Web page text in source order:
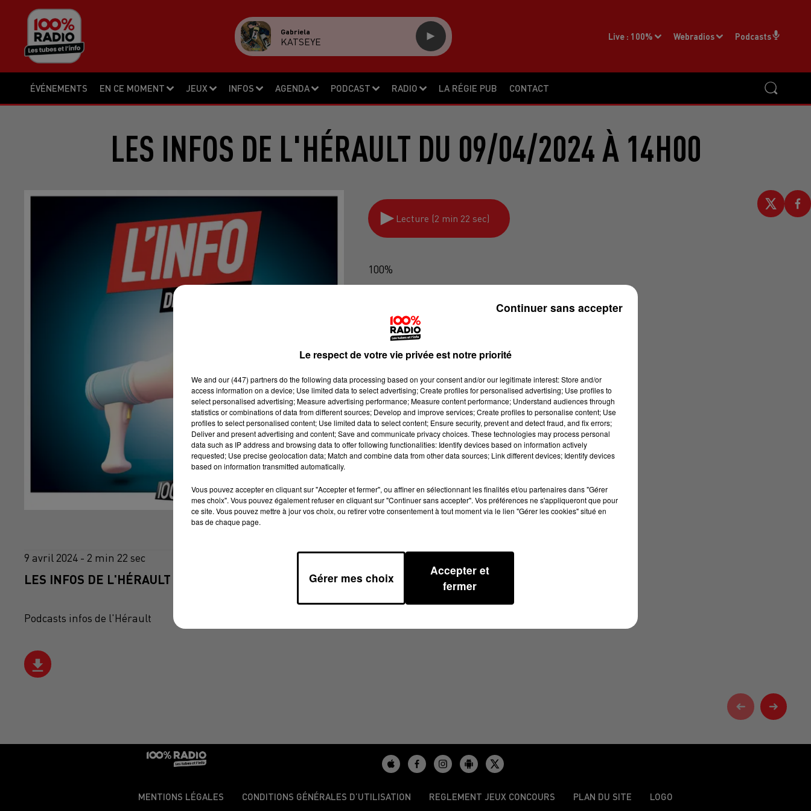
ÉVÉNEMENTS EN CE MOMENT JEUX INFOS AGENDA PODCAST RADIO LA RÉGIE PUB CONTACT
Live : 100% Webradios Podcasts
Gabriela
KATSEYE
LES INFOS DE L'HÉRAULT DU 09/04/2024 À 14H00
Lecture (2 min 22 sec)
100%
9 avril 2024 - 2 min 22 sec
LES INFOS DE L'HÉRAULT DU 09/04/2024 À 14H00
Podcasts infos de l'Hérault
MENTIONS LÉGALES CONDITIONS GÉNÉRALES D’UTILISATION REGLEMENT JEUX CONCOURS PLAN DU SITE LOGO
Le respect de votre vie privée est notre priorité
We and our (447) partnersdo the following data processing based on your consent and/or our legitimate interest: Store and/or
access information on a device; Use limited data to select advertising; Create profiles for personalised advertising; Use profiles to
select personalised advertising; Measure advertising performance; Measure content performance; Understand audiences through
statistics or combinations of data from different sources; Develop and improve services; Create profiles to personalise content; Use
profiles to select personalised content; Use limited data to select content; Ensure security, prevent and detect fraud, and fix errors;
Deliver and present advertising and content; Save and communicate privacy choices. These technologies may process personal
data such as IP address and browsing data to offer following functionalities: Identify devices based on information actively
requested; Use precise geolocation data; Match and combine data from other data sources; Link different devices; Identify devices
based on information transmitted automatically.
Vous pouvez accepter en cliquant sur "Accepter et fermer", ou affiner en sélectionnant les finalités et/ou partenaires dans "Gérer
mes choix". Vous pouvez également refuser en cliquant sur "Continuer sans accepter". Vos préférences ne s'appliqueront que pour
ce site. Vous pouvez mettre à jour vos choix, ou retirer votre consentement à tout moment via le lien "Gérer les cookies" situé en
bas de chaque page.
Gérer mes choix
Accepter et
fermer
Continuer sans accepter